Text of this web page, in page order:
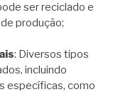
ser reciclado e
produção;
: Diversos tipos
incluindo
específicas, como